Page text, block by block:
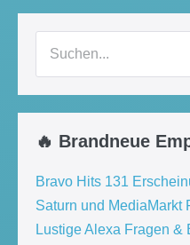
🔥 Brandneue
Bravo Hits 131
Saturn und MediaMarkt
Lustige Alexa Fragen &